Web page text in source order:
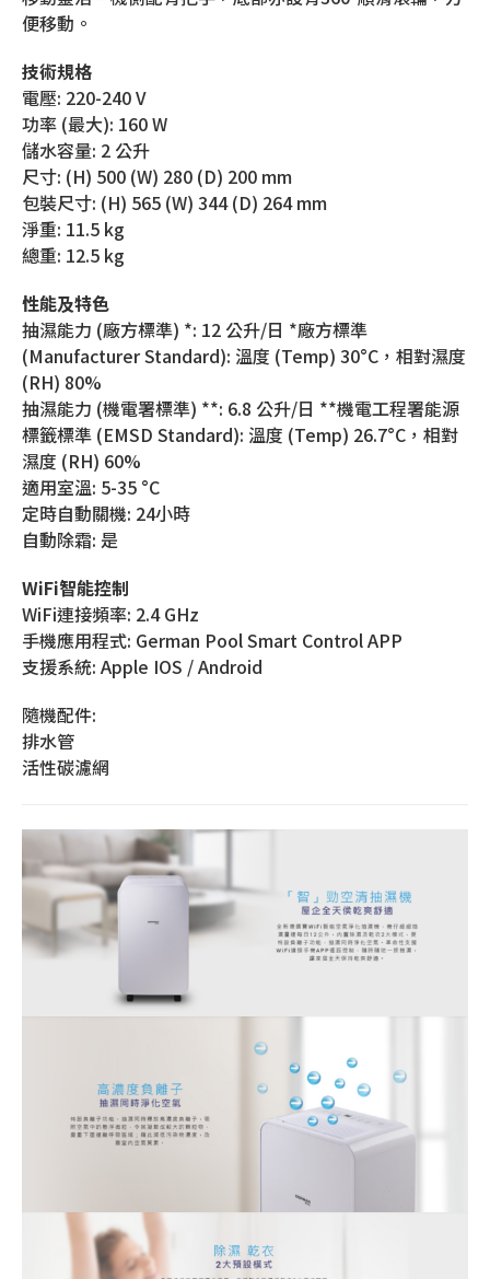
便移動。
技術規格
電壓: 220-240 V
功率 (最大): 160 W
儲水容量: 2 公升
尺寸: (H) 500 (W) 280 (D) 200 mm
包裝尺寸: (H) 565 (W) 344 (D) 264 mm
淨重: 11.5 kg
總重: 12.5 kg
性能及特色
抽濕能力 (廠方標準) *: 12 公升/日 *廠方標準
(Manufacturer Standard): 溫度 (Temp) 30°C，相對濕度
(RH) 80%
抽濕能力 (機電署標準) **: 6.8 公升/日 **機電工程署能源
標籤標準 (EMSD Standard): 溫度 (Temp) 26.7°C，相對
濕度 (RH) 60%
適用室溫: 5-35 °C
定時自動關機: 24小時
自動除霜: 是
WiFi智能控制
WiFi連接頻率: 2.4 GHz
手機應用程式: German Pool Smart Control APP
支援系統: Apple IOS / Android
隨機配件:
排水管
活性碳濾網